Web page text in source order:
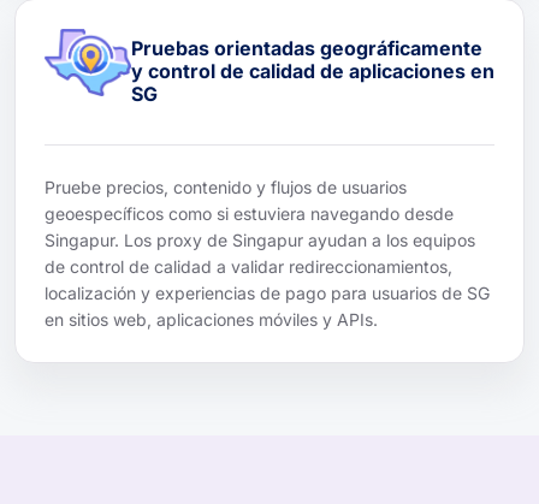
Pruebas orientadas geográficamente
y control de calidad de aplicaciones en
SG
Pruebe precios, contenido y flujos de usuarios
geoespecíficos como si estuviera navegando desde
Singapur. Los proxy de Singapur ayudan a los equipos
de control de calidad a validar redireccionamientos,
localización y experiencias de pago para usuarios de SG
en sitios web, aplicaciones móviles y APIs.